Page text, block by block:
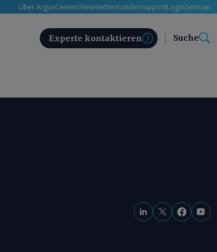
Über ArgusCareersNewsletterKundensupport LoginGerman
Experte kontaktieren Suche